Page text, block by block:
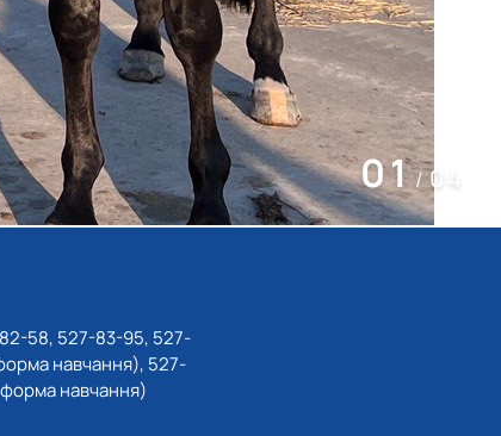
02/04
58, 527-83-95, 527-
навчання), 527-